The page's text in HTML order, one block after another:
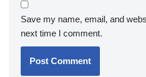
Save my name, email, and
next time I comment.